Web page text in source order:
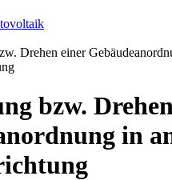
Drehen einer
bzw.
in